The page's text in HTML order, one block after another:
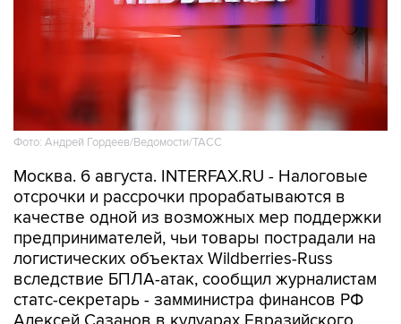
Фото: Андрей Гордеев/Ведомости/ТАСС
Москва. 6 августа. INTERFAX.RU - Налоговые
качестве одной из возможных мер поддержки
предпринимателей, чьи товары пострадали на
логистических объектах Wildberries-Russ
вследствие БПЛА-атак, сообщил журналистам
статс-секретарь - замминистра финансов РФ
Алексей Сазанов в кулуарах Евразийского
межправсовета (ЕМПС).